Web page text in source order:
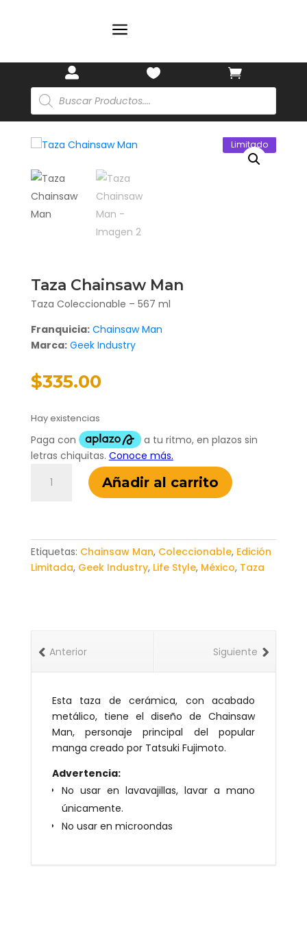
a
 

Búsqueda
de
productos
Limitado
Taza Chainsaw Man
Taza Coleccionable – 567 ml
Franquicia: Chainsaw Man
Marca: Geek Industry
$335.00
Hay existencias
Chainsaw
Añadir al carrito
Etiquetas: Chainsaw Man, Coleccionable, Edición
Limitada, Geek Industry, Life Style, México, Taza
Siguiente
Anterior
Esta taza de cerámica, con acabado
metálico, tiene el diseño de Chainsaw
Man, personaje principal del popular
manga creado por Tatsuki Fujimoto.
Advertencia:
No usar en lavavajillas, lavar a mano
únicamente.
No usar en microondas